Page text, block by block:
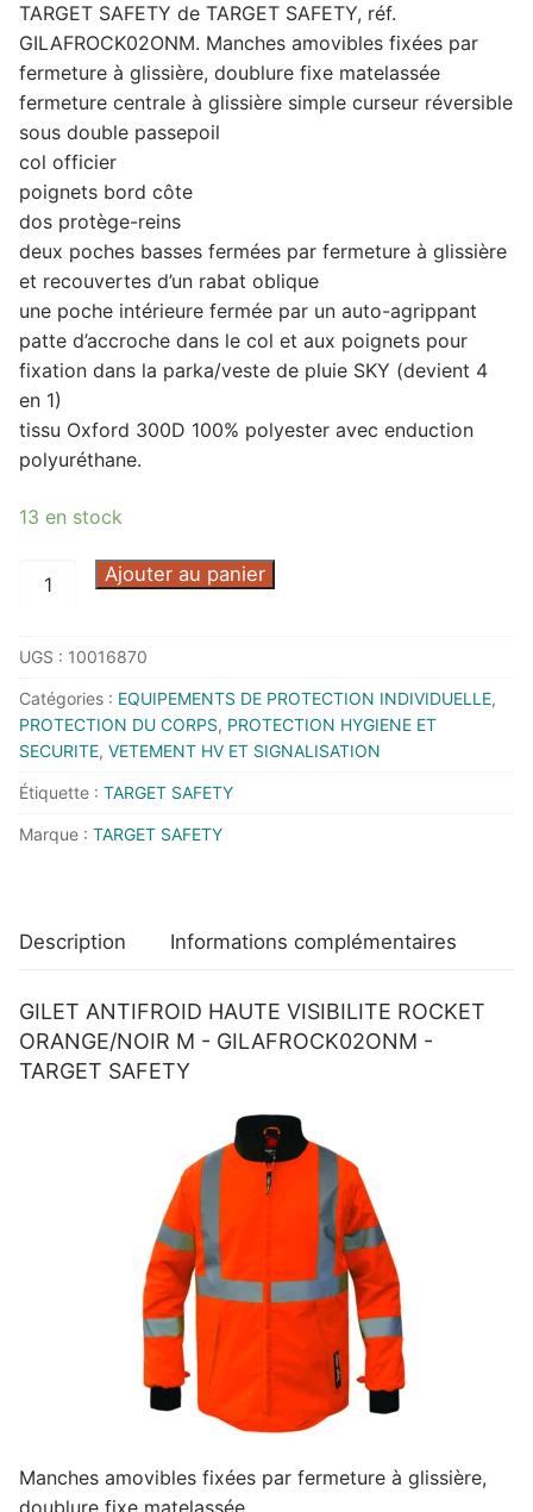
TARGET SAFETY de TARGET SAFETY, réf.
GILAFROCK02ONM. Manches amovibles fixées par
fermeture à glissière, doublure fixe matelassée
fermeture centrale à glissière simple curseur réversible
sous double passepoil
col officier
poignets bord côte
dos protège-reins
deux poches basses fermées par fermeture à glissière
et recouvertes d’un rabat oblique
une poche intérieure fermée par un auto-agrippant
patte d’accroche dans le col et aux poignets pour
fixation dans la parka/veste de pluie SKY (devient 4
en 1)
tissu Oxford 300D 100% polyester avec enduction
polyuréthane.
13 en stock
quantité
ANTIFROID
HAUTE
VISIBILITE
ROCKET
ORANGE/NOIR
-
TARGET
SAFETY
Ajouter au panier
UGS : 10016870
Catégories : EQUIPEMENTS DE PROTECTION INDIVIDUELLE,
PROTECTION DU CORPS, PROTECTION HYGIENE ET
SECURITE, VETEMENT HV ET SIGNALISATION
Étiquette : TARGET SAFETY
Marque : TARGET SAFETY
Description Informations complémentaires
GILET ANTIFROID HAUTE VISIBILITE ROCKET
ORANGE/NOIR M - GILAFROCK02ONM -
TARGET SAFETY
Manches amovibles fixées par fermeture à glissière,
doublure fixe matelassée